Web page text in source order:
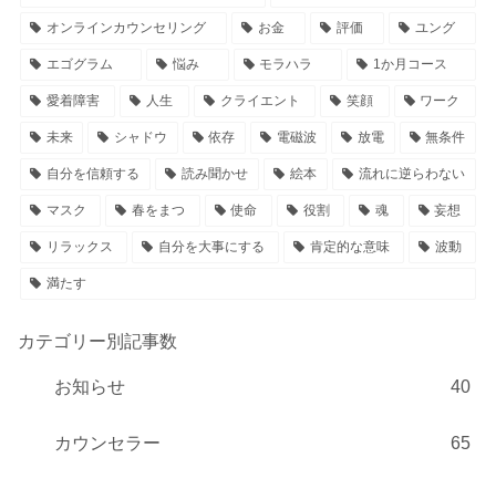
オンラインカウンセリング お金 評価 ユング
エゴグラム 悩み モラハラ 1か月コース
愛着障害 人生 クライエント 笑顔 ワーク
未来 シャドウ 依存 電磁波 放電 無条件
自分を信頼する 読み聞かせ 絵本 流れに逆らわない
マスク 春をまつ 使命 役割 魂 妄想
リラックス 自分を大事にする 肯定的な意味 波動
満たす
カテゴリー別記事数
お知らせ 40
カウンセラー 65